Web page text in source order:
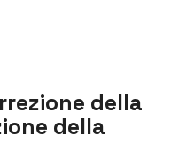
della
della